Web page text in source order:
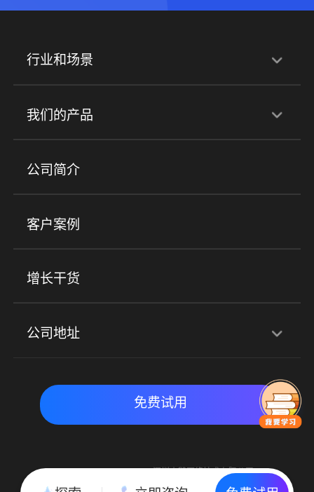
行业和场景
行业解决方案
培训机构 职业技能培训 兴趣培训
金融行业
心理机构
实时私域带货 数字化运营
我们的产品
产品
小程序商城 ERP 企微SCRM
社群圈子
公司简介
客户案例
增长干货
公司地址
北京地址：北京市朝阳区朝外大街乙6号23层
免费试用
Copyright © 2015-2018 深圳小鹅网络技术有限公司
All Rights Reserved. 粤ICP备15020529号